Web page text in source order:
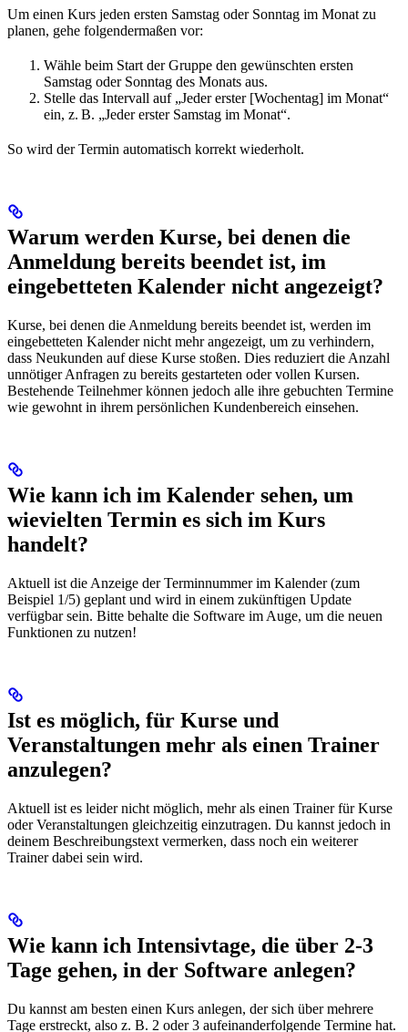
Um einen Kurs jeden ersten Samstag oder Sonntag im Monat zu
planen, gehe folgendermaßen vor:
Wähle beim Start der Gruppe den gewünschten ersten
Samstag oder Sonntag des Monats aus.
Stelle das Intervall auf „Jeder erster [Wochentag] im Monat“
ein, z. B. „Jeder erster Samstag im Monat“.
So wird der Termin automatisch korrekt wiederholt.
Warum werden Kurse, bei denen die
Anmeldung bereits beendet ist, im
eingebetteten Kalender nicht angezeigt?
Kurse, bei denen die Anmeldung bereits beendet ist, werden im
eingebetteten Kalender nicht mehr angezeigt, um zu verhindern,
dass Neukunden auf diese Kurse stoßen. Dies reduziert die Anzahl
unnötiger Anfragen zu bereits gestarteten oder vollen Kursen.
Bestehende Teilnehmer können jedoch alle ihre gebuchten Termine
wie gewohnt in ihrem persönlichen Kundenbereich einsehen.
Wie kann ich im Kalender sehen, um
wievielten Termin es sich im Kurs
handelt?
Aktuell ist die Anzeige der Terminnummer im Kalender (zum
Beispiel 1/5) geplant und wird in einem zukünftigen Update
verfügbar sein. Bitte behalte die Software im Auge, um die neuen
Funktionen zu nutzen!
Ist es möglich, für Kurse und
Veranstaltungen mehr als einen Trainer
anzulegen?
Aktuell ist es leider nicht möglich, mehr als einen Trainer für Kurse
oder Veranstaltungen gleichzeitig einzutragen. Du kannst jedoch in
deinem Beschreibungstext vermerken, dass noch ein weiterer
Trainer dabei sein wird.
Wie kann ich Intensivtage, die über 2-3
Tage gehen, in der Software anlegen?
Du kannst am besten einen Kurs anlegen, der sich über mehrere
Tage erstreckt, also z. B. 2 oder 3 aufeinanderfolgende Termine hat.